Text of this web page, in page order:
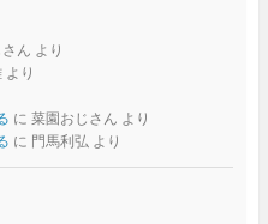
ん より
より
に 菜園おじさん より
に 門馬利弘 より